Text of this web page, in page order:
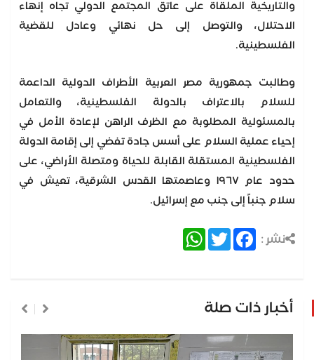
والتاريخية الملقاة على عاتق المجتمع الدولي تجاه إنهاء
الاحتلال، والتوصل إلى حل نهائي وعادل للقضية
الفلسطينية.
وطالبت جمهورية مصر العربية الأطراف الدولية الداعمة
للسلام بالاعتراف بالدولة الفلسطينية، والتعامل
بالمسئولية المطلوبة مع الظرف الراهن لإعادة الأمل في
إحياء عملية السلام على أسس جادة تفضي إلى إقامة الدولة
الفلسطينية المستقلة القابلة للحياة ومتصلة الأراضي، على
حدود عام ١٩٦٧ وعاصمتها القدس الشرقية، تعيش في
سلام جنباً إلى جنب مع إسرائيل.
نشر : Facebook
Twitter
WhatsApp
أخبار ذات صلة